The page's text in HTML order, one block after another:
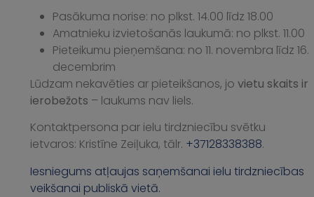
Pasākuma norise: no plkst. 14.00 līdz 18.00
Amatnieku izvietošanās laukumā: no plkst. 11.00
Pieteikumu pieņemšana: no 11. novembra līdz 16.
decembrim
Lūdzam nekavēties ar pieteikšanos, jo vietu skaits ir
ierobežots – laukums nav liels.
Kontaktpersona par ielu tirdzniecību svētku
ietvaros: Kristīne Zeiļuka, tālr. +37128338388.
Iesniegums atļaujas saņemšanai ielu tirdzniecības
veikšanai publiskā vietā.